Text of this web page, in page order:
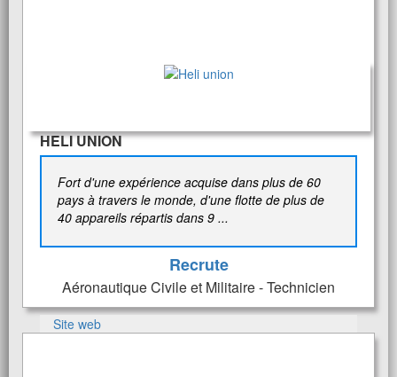
HELI UNION
Fort d'une expérience acquise dans plus de 60
pays à travers le monde, d'une flotte de plus de
40 appareils répartis dans 9 ...
Recrute
Aéronautique Civile et Militaire - Technicien
Site web